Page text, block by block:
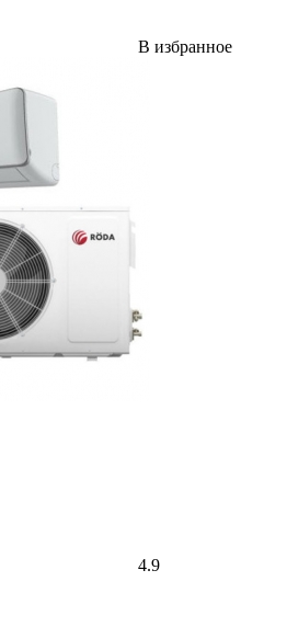
В избранное
4.9